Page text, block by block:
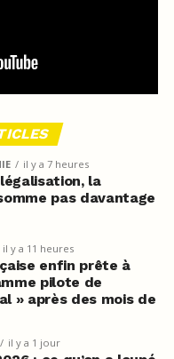
il y a 7 heures
la
pas davantage
il y a 11 heures
enfin prête à
pilote de
» après des mois de
il y a 1 jour